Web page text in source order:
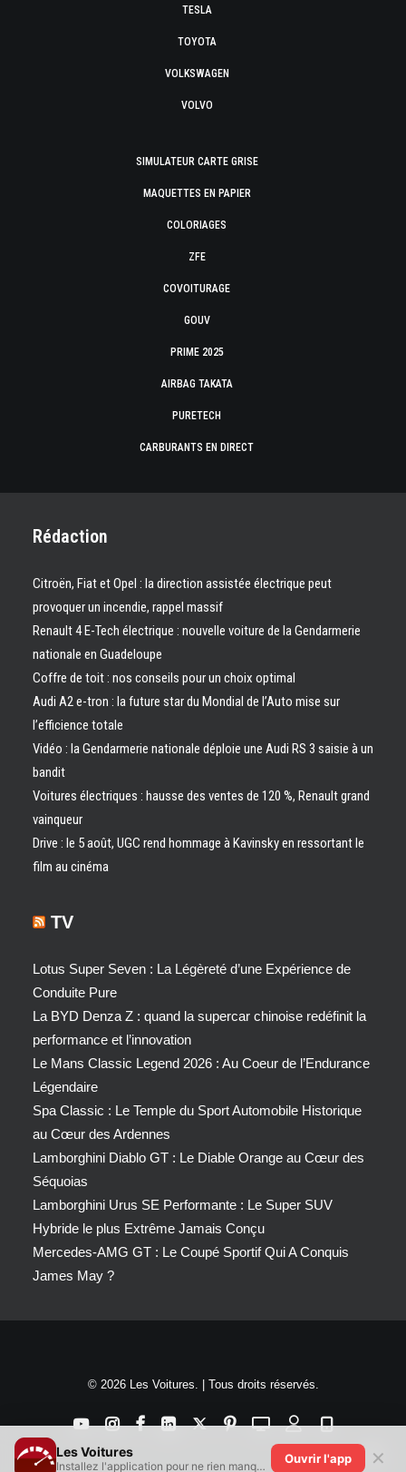
TESLA
TOYOTA
VOLKSWAGEN
VOLVO
SIMULATEUR CARTE GRISE
MAQUETTES EN PAPIER
COLORIAGES
ZFE
COVOITURAGE
GOUV
PRIME 2025
AIRBAG TAKATA
PURETECH
CARBURANTS EN DIRECT
Rédaction
Citroën, Fiat et Opel : la direction assistée électrique peut
provoquer un incendie, rappel massif
Renault 4 E-Tech électrique : nouvelle voiture de la Gendarmerie
nationale en Guadeloupe
Coffre de toit : nos conseils pour un choix optimal
Audi A2 e-tron : la future star du Mondial de l’Auto mise sur
l’efficience totale
Vidéo : la Gendarmerie nationale déploie une Audi RS 3 saisie à un
bandit
Voitures électriques : hausse des ventes de 120 %, Renault grand
vainqueur
Drive : le 5 août, UGC rend hommage à Kavinsky en ressortant le
film au cinéma
TV
Lotus Super Seven : La Légèreté d’une Expérience de
Conduite Pure
La BYD Denza Z : quand la supercar chinoise redéfinit la
performance et l’innovation
Le Mans Classic Legend 2026 : Au Coeur de l’Endurance
Légendaire
Spa Classic : Le Temple du Sport Automobile Historique
au Cœur des Ardennes
Lamborghini Diablo GT : Le Diable Orange au Cœur des
Séquoias
Lamborghini Urus SE Performante : Le Super SUV
Hybride le plus Extrême Jamais Conçu
Mercedes-AMG GT : Le Coupé Sportif Qui A Conquis
James May ?
© 2026 Les Voitures. | Tous droits réservés.
Les Voitures
Installez l'application pour ne rien manquer !
Ouvrir l'app ✕